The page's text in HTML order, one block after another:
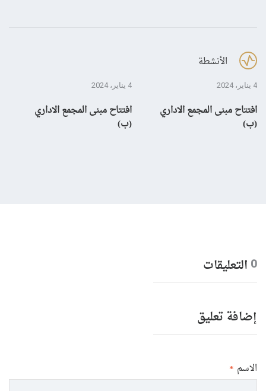
الأنشطة
4 يناير، 2024
افتتاح مبنى المجمع الاداري
(ب)
4 يناير، 2024
افتتاح مبنى المجمع الاداري
(ب)
0 التعليقات
إضافة تعليق
الاسم *